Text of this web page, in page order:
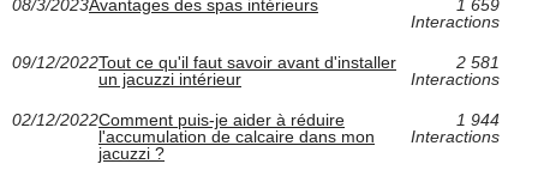
08/3/2023Avantages des spas intérieurs
1 659
Interactions
09/12/2022Tout ce qu'il faut savoir avant d'installer
un jacuzzi intérieur
2 581
Interactions
02/12/2022Comment puis-je aider à réduire
l'accumulation de calcaire dans mon
jacuzzi ?
1 944
Interactions